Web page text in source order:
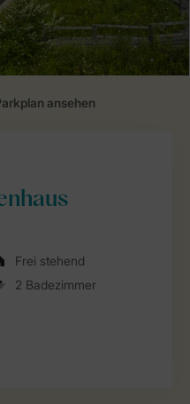
Frei stehend
2 Badezimmer